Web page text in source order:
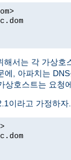
해서는 각 가상
에, 아파치는
상호스트는 요청
이라고 가정하